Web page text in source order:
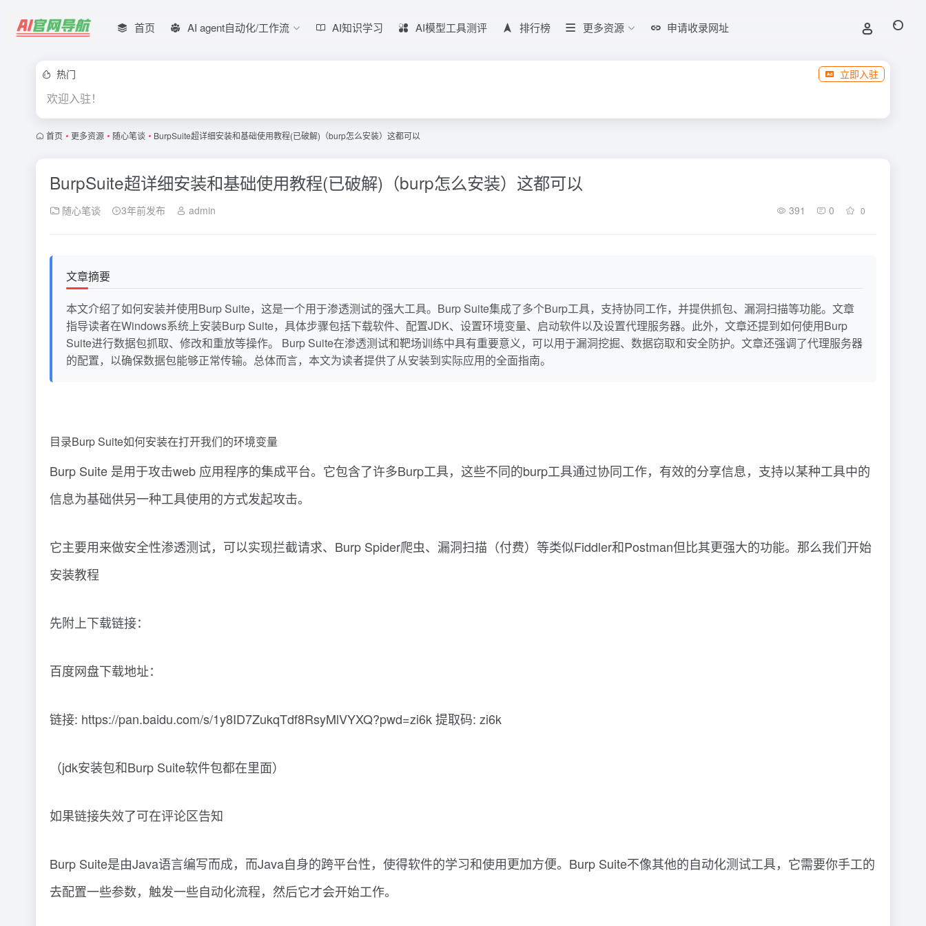
首页 AI agent自动化/工作流 AI知识学习 AI模型工具测评 排行榜 更多资源 申请收录网址
热门 立即入驻
欢迎入驻！
首页 • 更多资源 • 随心笔谈 • BurpSuite超详细安装和基础使用教程(已破解)（burp怎么安装）这都可以
BurpSuite超详细安装和基础使用教程(已破解)（burp怎么安装）这都可以
随心笔谈 3年前发布 admin 391 0 0
文章摘要
本文介绍了如何安装并使用Burp Suite，这是一个用于渗透测试的强大工具。Burp Suite集成了多个Burp工具，支持协同工作，并提供抓包、漏洞扫描等功能。文章
指导读者在Windows系统上安装Burp Suite，具体步骤包括下载软件、配置JDK、设置环境变量、启动软件以及设置代理服务器。此外，文章还提到如何使用Burp
Suite进行数据包抓取、修改和重放等操作。 Burp Suite在渗透测试和靶场训练中具有重要意义，可以用于漏洞挖掘、数据窃取和安全防护。文章还强调了代理服务器
的配置，以确保数据包能够正常传输。总体而言，本文为读者提供了从安装到实际应用的全面指南。
目录Burp Suite如何安装在打开我们的环境变量
Burp Suite 是用于攻击web 应用程序的集成平台。它包含了许多Burp工具，这些不同的burp工具通过协同工作，有效的分享信息，支持以某种工具中的
信息为基础供另一种工具使用的方式发起攻击。
它主要用来做安全性渗透测试，可以实现拦截请求、Burp Spider爬虫、漏洞扫描（付费）等类似Fiddler和Postman但比其更强大的功能。那么我们开始
安装教程
先附上下载链接：
百度网盘下载地址：
链接: https://pan.baidu.com/s/1y8ID7ZukqTdf8RsyMlVYXQ?pwd=zi6k 提取码: zi6k
（jdk安装包和Burp Suite软件包都在里面）
如果链接失效了可在评论区告知
Burp Suite是由Java语言编写而成，而Java自身的跨平台性，使得软件的学习和使用更加方便。Burp Suite不像其他的自动化测试工具，它需要你手工的
去配置一些参数，触发一些自动化流程，然后它才会开始工作。